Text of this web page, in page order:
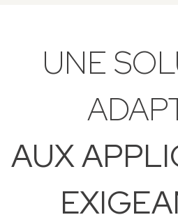
UNE
AUX